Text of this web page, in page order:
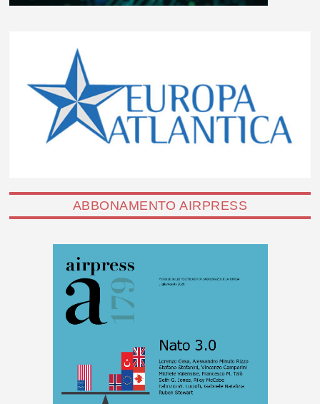
ABBONAMENTO AIRPRESS